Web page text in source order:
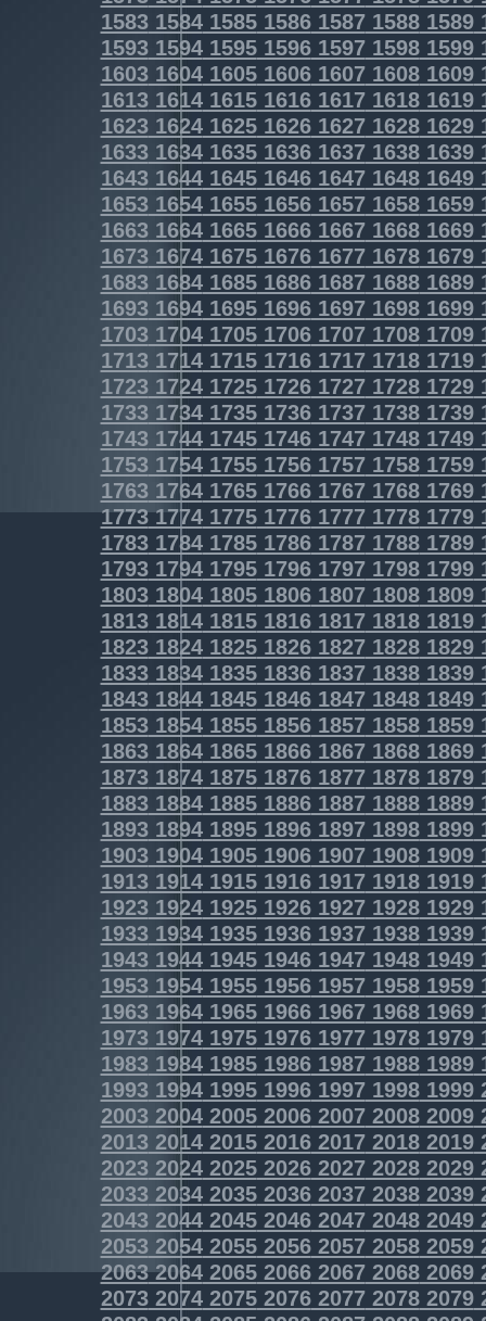
1583158415851586158715881589
1593159415951596159715981599
1603160416051606160716081609
1613161416151616161716181619
1623162416251626162716281629
1633163416351636163716381639
1643164416451646164716481649
1653165416551656165716581659
1663166416651666166716681669
1673167416751676167716781679
1683168416851686168716881689
1693169416951696169716981699
1703170417051706170717081709
1713171417151716171717181719
1723172417251726172717281729
1733173417351736173717381739
1743174417451746174717481749
1753175417551756175717581759
1763176417651766176717681769
1773177417751776177717781779
1783178417851786178717881789
1793179417951796179717981799
1803180418051806180718081809
1813181418151816181718181819
1823182418251826182718281829
1833183418351836183718381839
1843184418451846184718481849
1853185418551856185718581859
1863186418651866186718681869
1873187418751876187718781879
1883188418851886188718881889
1893189418951896189718981899
1903190419051906190719081909
1913191419151916191719181919
1923192419251926192719281929
1933193419351936193719381939
1943194419451946194719481949
1953195419551956195719581959
1963196419651966196719681969
1973197419751976197719781979
1983198419851986198719881989
1993199419951996199719981999
2003200420052006200720082009
2013201420152016201720182019
2023202420252026202720282029
2033203420352036203720382039
2043204420452046204720482049
2053205420552056205720582059
2063206420652066206720682069
2073207420752076207720782079